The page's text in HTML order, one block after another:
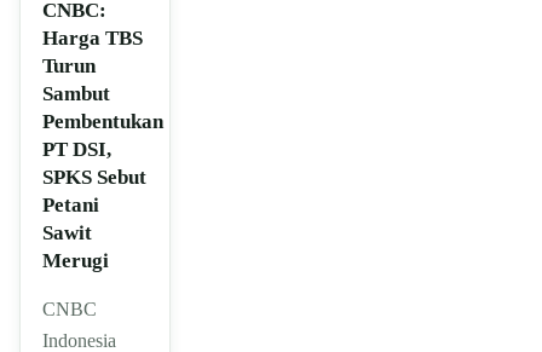
CNBC:
Harga TBS
Turun
Sambut
Pembentukan
PT DSI,
SPKS Sebut
Petani
Sawit
Merugi
CNBC
Indonesia